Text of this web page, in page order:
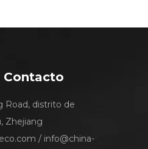
Contacto
Road, distrito de
Zhejiang
/ info@china-